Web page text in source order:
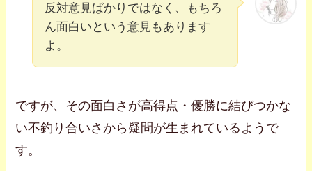
反対意見ばかりではなく、もちろ
ん面白いという意見もあります
よ。
ですが、その面白さが高得点・優勝に結びつかな
い不釣り合いさから疑問が生まれているようで
す。